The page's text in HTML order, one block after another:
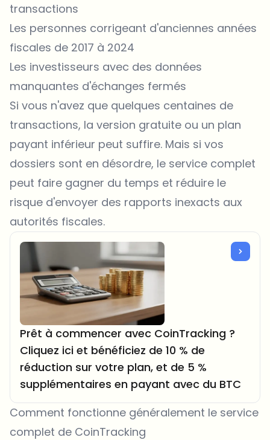
transactions
Les personnes corrigeant d'anciennes années
fiscales de 2017 à 2024
Les investisseurs avec des données
manquantes d'échanges fermés
Si vous n'avez que quelques centaines de
transactions, la version gratuite ou un plan
payant inférieur peut suffire. Mais si vos
dossiers sont en désordre, le service complet
peut faire gagner du temps et réduire le
risque d'envoyer des rapports inexacts aux
autorités fiscales.
Prêt à commencer avec CoinTracking ?
Cliquez ici et bénéficiez de 10 % de
réduction sur votre plan, et de 5 %
supplémentaires en payant avec du BTC
Comment fonctionne généralement le service
complet de CoinTracking